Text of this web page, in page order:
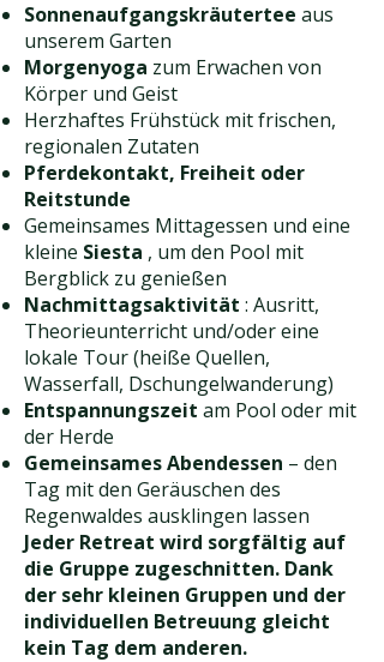
Sonnenaufgangskräutertee aus
unserem Garten
Morgenyoga zum Erwachen von
Körper und Geist
Herzhaftes Frühstück mit frischen,
regionalen Zutaten
Pferdekontakt, Freiheit oder
Reitstunde
Gemeinsames Mittagessen und eine
kleine Siesta , um den Pool mit
Bergblick zu genießen
Nachmittagsaktivität : Ausritt,
Theorieunterricht und/oder eine
lokale Tour (heiße Quellen,
Wasserfall, Dschungelwanderung)
Entspannungszeit am Pool oder mit
der Herde
Gemeinsames Abendessen – den
Tag mit den Geräuschen des
Regenwaldes ausklingen lassen
Jeder Retreat wird sorgfältig auf
die Gruppe zugeschnitten. Dank
der sehr kleinen Gruppen und der
individuellen Betreuung gleicht
kein Tag dem anderen.